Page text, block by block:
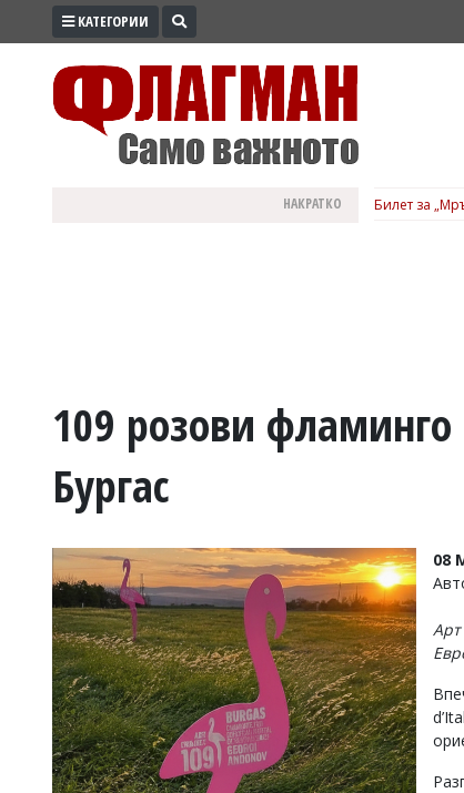
ПРОМО
ВОЙНАТА
УКРАЙНА
РАЗСЛЕДВАНЕ
БИЗНЕС
Управители:
Веселин
Василев,
v.vasilev@flagman.bg
КАТЕГОРИИ
НАКРАТКО Билет за
109 розови
Бургас
08
Арт